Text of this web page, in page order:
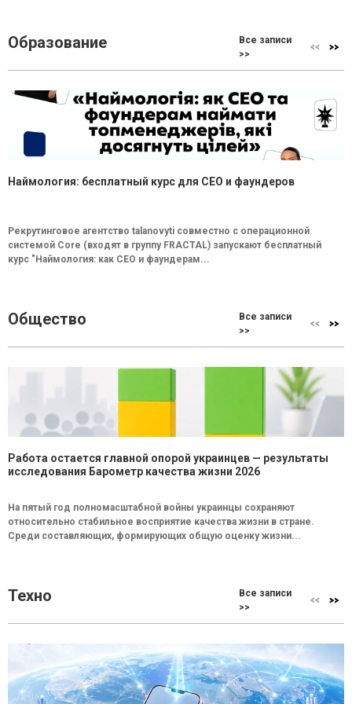
Образование
Все записи
>>
Наймология: бесплатный курс для CEO и фаундеров
Рекрутинговое агентство talanovyti совместно с операционной
системой Core (входят в группу FRACTAL) запускают бесплатный
курс "Наймология: как СEO и фаундерам...
Общество
Все записи
>>
Работа остается главной опорой украинцев — результаты
исследования Барометр качества жизни 2026
На пятый год полномасштабной войны украинцы сохраняют
относительно стабильное восприятие качества жизни в стране.
Среди составляющих, формирующих общую оценку жизни...
Техно
Все записи
>>